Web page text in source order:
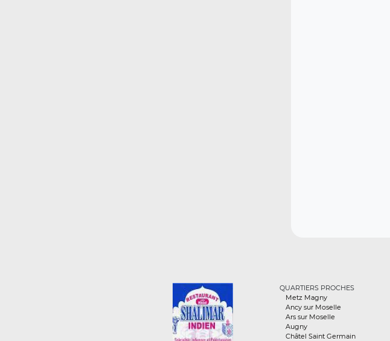
QUARTIERS PROCHES
Metz Magny
Ancy sur Moselle
Ars sur Moselle
Augny
Châtel Saint Germain